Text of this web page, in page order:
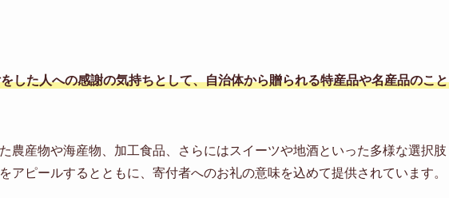
した人への感謝の気持ちとして、自治体から贈られる特産品や名産品のこと
農産物や海産物、加工食品、さらにはスイーツや地酒といった多様な選択肢
アピールするとともに、寄付者へのお礼の意味を込めて提供されています。